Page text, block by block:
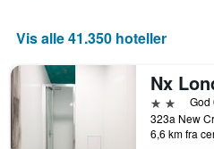
Vis alle 41.350 hoteller
2 stjerner
God
6,6 km fra